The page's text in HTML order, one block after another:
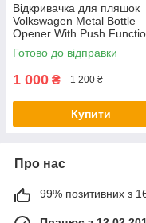
Відкривачка для пляшок
Volkswagen Metal Bottle
Opener With Push
NM, артикул
000087703LTJKA
Готово до відправки
1 000 ₴ 1 200 ₴
Купити
Про нас
99% позитивних з